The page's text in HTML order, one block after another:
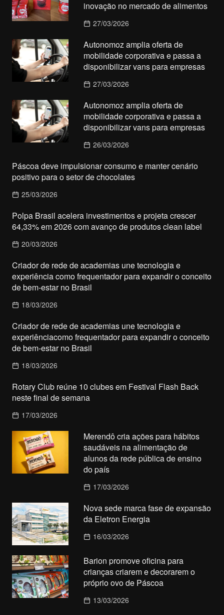
inovação no mercado de alimentos
27/03/2026
Autonomoz amplia oferta de
mobilidade corporativa e passa a
disponibilizar vans para empresas
27/03/2026
Autonomoz amplia oferta de
mobilidade corporativa e passa a
disponibilizar vans para empresas
26/03/2026
Páscoa deve impulsionar consumo e manter cenário
positivo para o setor de chocolates
25/03/2026
Polpa Brasil acelera investimentos e projeta crescer
64,33% em 2026 com avanço de produtos clean label
20/03/2026
Criador de rede de academias une tecnologia e
experiência como frequentador para expandir o conceito
de bem-estar no Brasil
18/03/2026
Criador de rede de academias une tecnologia e
experiênciacomo frequentador para expandir o conceito
de bem-estar no Brasil
18/03/2026
Rotary Club reúne 10 clubes em Festival Flash Back
neste final de semana
17/03/2026
Merendô cria ações para hábitos
saudáveis na alimentação de
alunos da rede pública de ensino
do país
17/03/2026
Nova sede marca fase de expansão
da Eletron Energia
16/03/2026
Barion promove oficina para
crianças criarem e decorarem o
próprio ovo de Páscoa
13/03/2026